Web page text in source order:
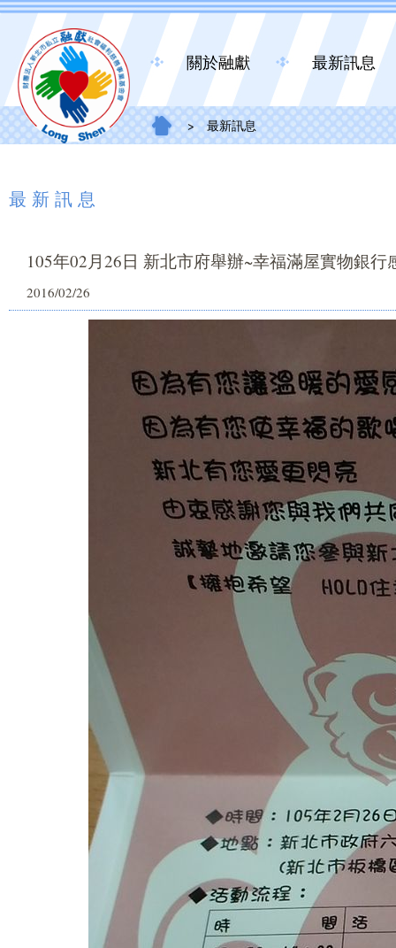
關於融獻 最新訊息
> 最新訊息
最新訊息
105年02月26日 新北市府舉辦~幸福滿屋實物銀行
2016/02/26